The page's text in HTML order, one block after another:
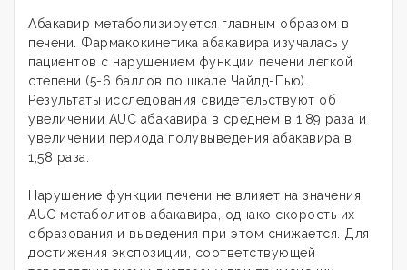
Абакавир метаболизируется главным образом в
печени. Фармакокинетика абакавира изучалась у
пациентов с нарушением функции печени легкой
степени (5-6 баллов по шкале Чайлд-Пью).
Результаты исследования свидетельствуют об
увеличении AUC абакавира в среднем в 1,89 раза и
увеличении периода полувыведения абакавира в
1,58 раза.
Нарушение функции печени не влияет на значения
AUC метаболитов абакавира, однако скорость их
образования и выведения при этом снижается. Для
достижения экспозиции, соответствующей